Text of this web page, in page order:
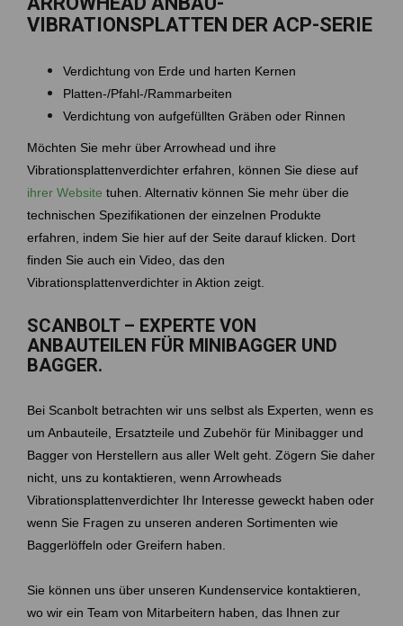
VIBRATIONSPLATTEN DER ACP-SERIE
Verdichtung von Erde und harten Kernen
Platten-/Pfahl-/Rammarbeiten
Verdichtung von aufgefüllten Gräben oder Rinnen
Möchten Sie mehr über Arrowhead und ihre
Vibrationsplattenverdichter erfahren, können Sie diese auf
ihrer Website tuhen. Alternativ können Sie mehr über die
technischen Spezifikationen der einzelnen Produkte
erfahren, indem Sie hier auf der Seite darauf klicken. Dort
finden Sie auch ein Video, das den
Vibrationsplattenverdichter in Aktion zeigt.
SCANBOLT – EXPERTE VON
ANBAUTEILEN FÜR MINIBAGGER UND
BAGGER.
Bei Scanbolt betrachten wir uns selbst als Experten, wenn es
um Anbauteile, Ersatzteile und Zubehör für Minibagger und
Bagger von Herstellern aus aller Welt geht. Zögern Sie daher
nicht, uns zu kontaktieren, wenn Arrowheads
Vibrationsplattenverdichter Ihr Interesse geweckt haben oder
wenn Sie Fragen zu unseren anderen Sortimenten wie
Baggerlöffeln oder Greifern haben.
Sie können uns über unseren Kundenservice kontaktieren,
wo wir ein Team von Mitarbeitern haben, das Ihnen zur